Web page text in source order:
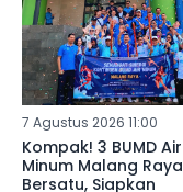
7 Agustus 2026 11:00
Kompak! 3 BUMD Air
Minum Malang Raya
Bersatu, Siapkan